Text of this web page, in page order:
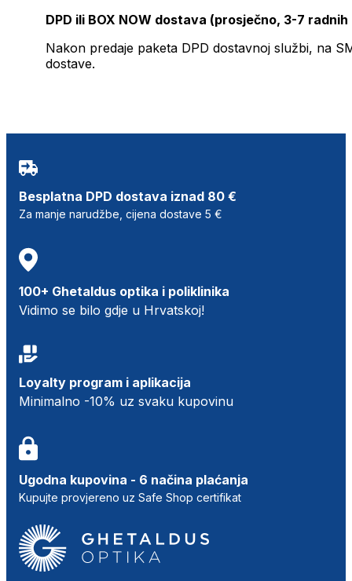
DPD ili BOX NOW dostava (prosječno, 3-7 radnih
Nakon predaje paketa DPD dostavnoj službi, na
dostave.
Besplatna DPD dostava iznad 80 €
Za manje narudžbe, cijena dostave 5 €
100+ Ghetaldus optika i poliklinika
Vidimo se bilo gdje u Hrvatskoj!
Loyalty program i aplikacija
Minimalno -10% uz svaku kupovinu
Ugodna kupovina - 6 načina plaćanja
Kupujte provjereno uz Safe Shop certifikat